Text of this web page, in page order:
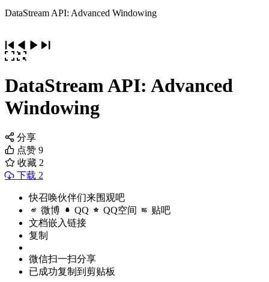
DataStream API: Advanced Windowing
DataStream API: Advanced
Windowing
分享
点赞 9
收藏 2
下载 2
快召唤伙伴们来围观吧
微博 QQ QQ空间 贴吧
文档嵌入链接
复制
微信扫一扫分享
已成功复制到剪贴板